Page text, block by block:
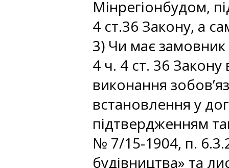
Мінрегіонбудом,
4 ст.36 Закону, а
3) Чи має
4 ч. 4 ст. 36
виконання
встановлення у
підтвердженням
№ 7/15-1904, п.
будівництва» та